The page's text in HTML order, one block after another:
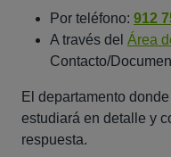
Por teléfono: 912
A través del Área
Contacto/
El departamento
estudiará en detalle y
respuesta.